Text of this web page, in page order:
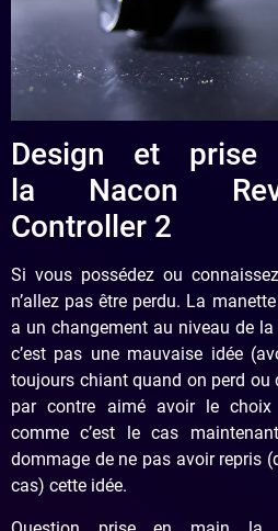
Design et
la Nacon
Controller 2
Si vous possédez ou
n’allez pas être perdu. La
a un changement au niveau de
c’est pas une mauvaise idée
toujours chiant quand on perd ou
par contre aimé avoir le choix
comme c’est le cas
dommage de ne pas avoir repris
cas) cette idée.